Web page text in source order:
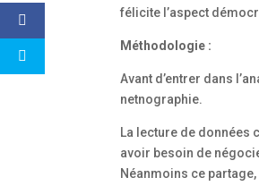
félicite l’aspect
Méthodologie :
Avant d’entrer dans
netnographie.
La lecture de données
avoir besoin de
Néanmoins ce